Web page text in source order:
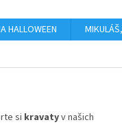
HALLOWEEN
si kravatyv našich